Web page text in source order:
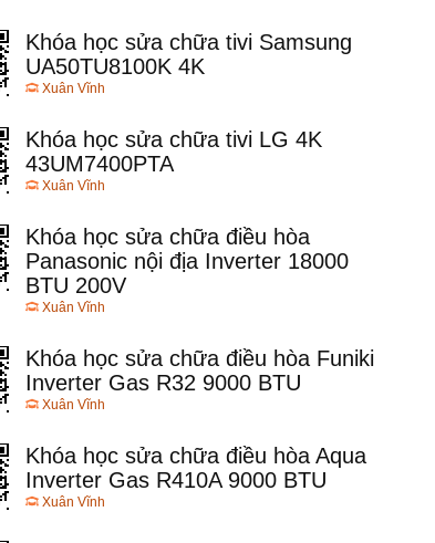
Khóa học sửa chữa tivi Samsung
UA50TU8100K 4K
Xuân Vĩnh
Khóa học sửa chữa tivi LG 4K
43UM7400PTA
Xuân Vĩnh
Khóa học sửa chữa điều hòa
Panasonic nội địa Inverter 18000
BTU 200V
Xuân Vĩnh
Khóa học sửa chữa điều hòa Funiki
Inverter Gas R32 9000 BTU
Xuân Vĩnh
Khóa học sửa chữa điều hòa Aqua
Inverter Gas R410A 9000 BTU
Xuân Vĩnh